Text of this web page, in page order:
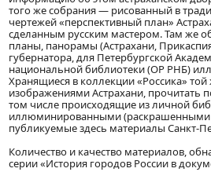
того же собрания — рисованный в
чертежей «перспективный план»
сделанным русским мастером. Там же
планы, панорамы (Астрахани,
губернатора, для Петербургской
национальной библиотеки (ОР РНБ)
Хранящиеся в коллекции «Россика»
изображениями Астрахани, прочитать
том числе происходящие из личной
иллюминированными (раскрашенными
публикуемые здесь материалы Санкт-
Количество и качество материалов,
серии «История городов России в